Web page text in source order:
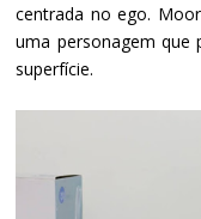
centrada no ego.
uma personagem que
superfície.